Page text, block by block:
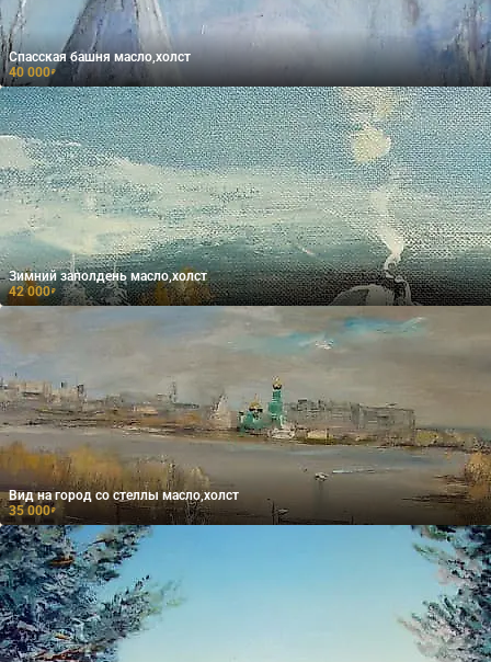
Спасская башня масло,холст
40 000₽
Зимний заполдень масло,холст
42 000₽
Вид на город со стеллы масло,холст
35 000₽